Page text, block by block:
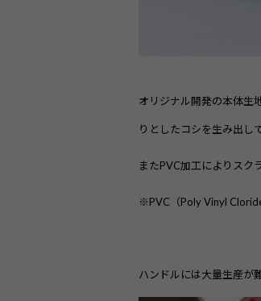
オリジナル開発の本体生
りとしたコシを生み出し
またPVC加工によりスク
※PVC（Poly Vinyl
ハンドルには大量生産が